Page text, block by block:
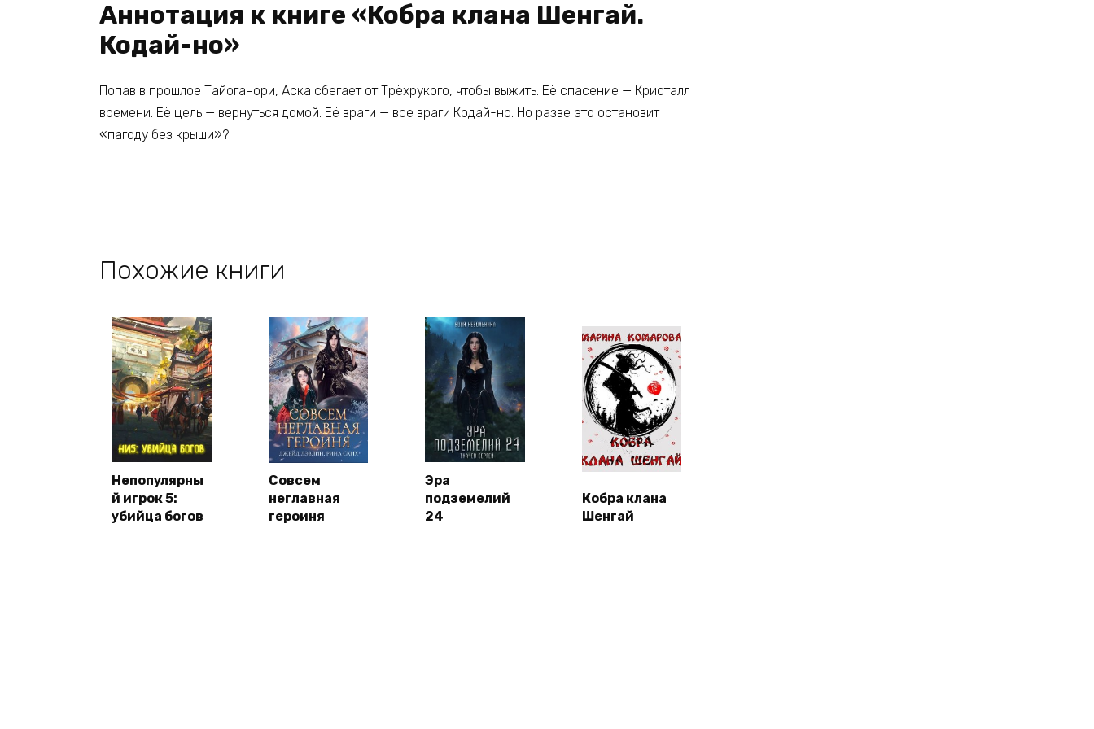
Аннотация к книге «Кобра клана Шенгай.
Кодай-но»
Попав в прошлое Тайоганори, Аска сбегает от Трёхрукого, чтобы выжить. Её спасение — Кристалл
времени. Её цель — вернуться домой. Её враги — все враги Кодай-но. Но разве это остановит
«пагоду без крыши»?
Похожие книги
Непопулярны
й игрок 5:
убийца богов
Совсем
неглавная
героиня
Эра
подземелий
24
Кобра клана
Шенгай